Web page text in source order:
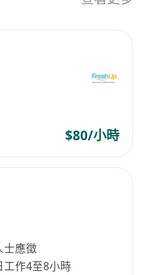
$80/小時
士應徵
作4至8小時